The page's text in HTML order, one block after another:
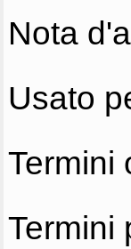
Nota
Usato
Termini
Termini